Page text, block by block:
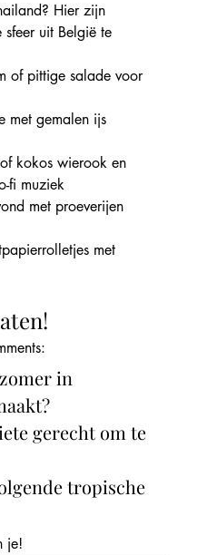
Hier zijn
uit België te
of pittige salade voor
met gemalen ijs
kokos wierook en
fi muziek
met proeverijen
met
in
gerecht om te
tropische
je!